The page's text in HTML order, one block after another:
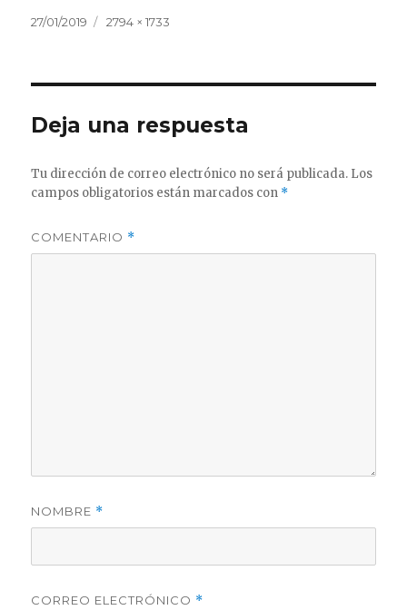
Publicado
27/01/2019
Tamaño
2794 × 1733
Deja una respuesta
Tu dirección de correo electrónico no será publicada. Los
campos obligatorios están marcados con *
COMENTARIO *
NOMBRE *
CORREO ELECTRÓNICO *